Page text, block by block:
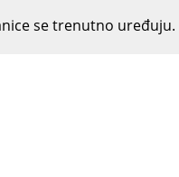
se trenutno uređuju.